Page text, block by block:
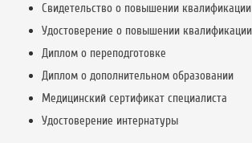
Свидетельство о повышении квалификации
Удостоверение о повышении квалификации
Диплом о переподготовке
Диплом о дополнительном образовании
Медицинский сертификат специалиста
Удостоверение интернатуры